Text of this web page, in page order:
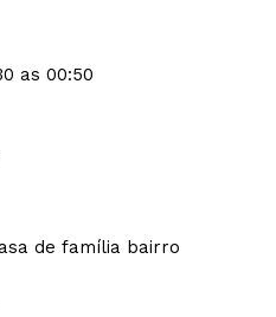
as 00:50
de família bairro